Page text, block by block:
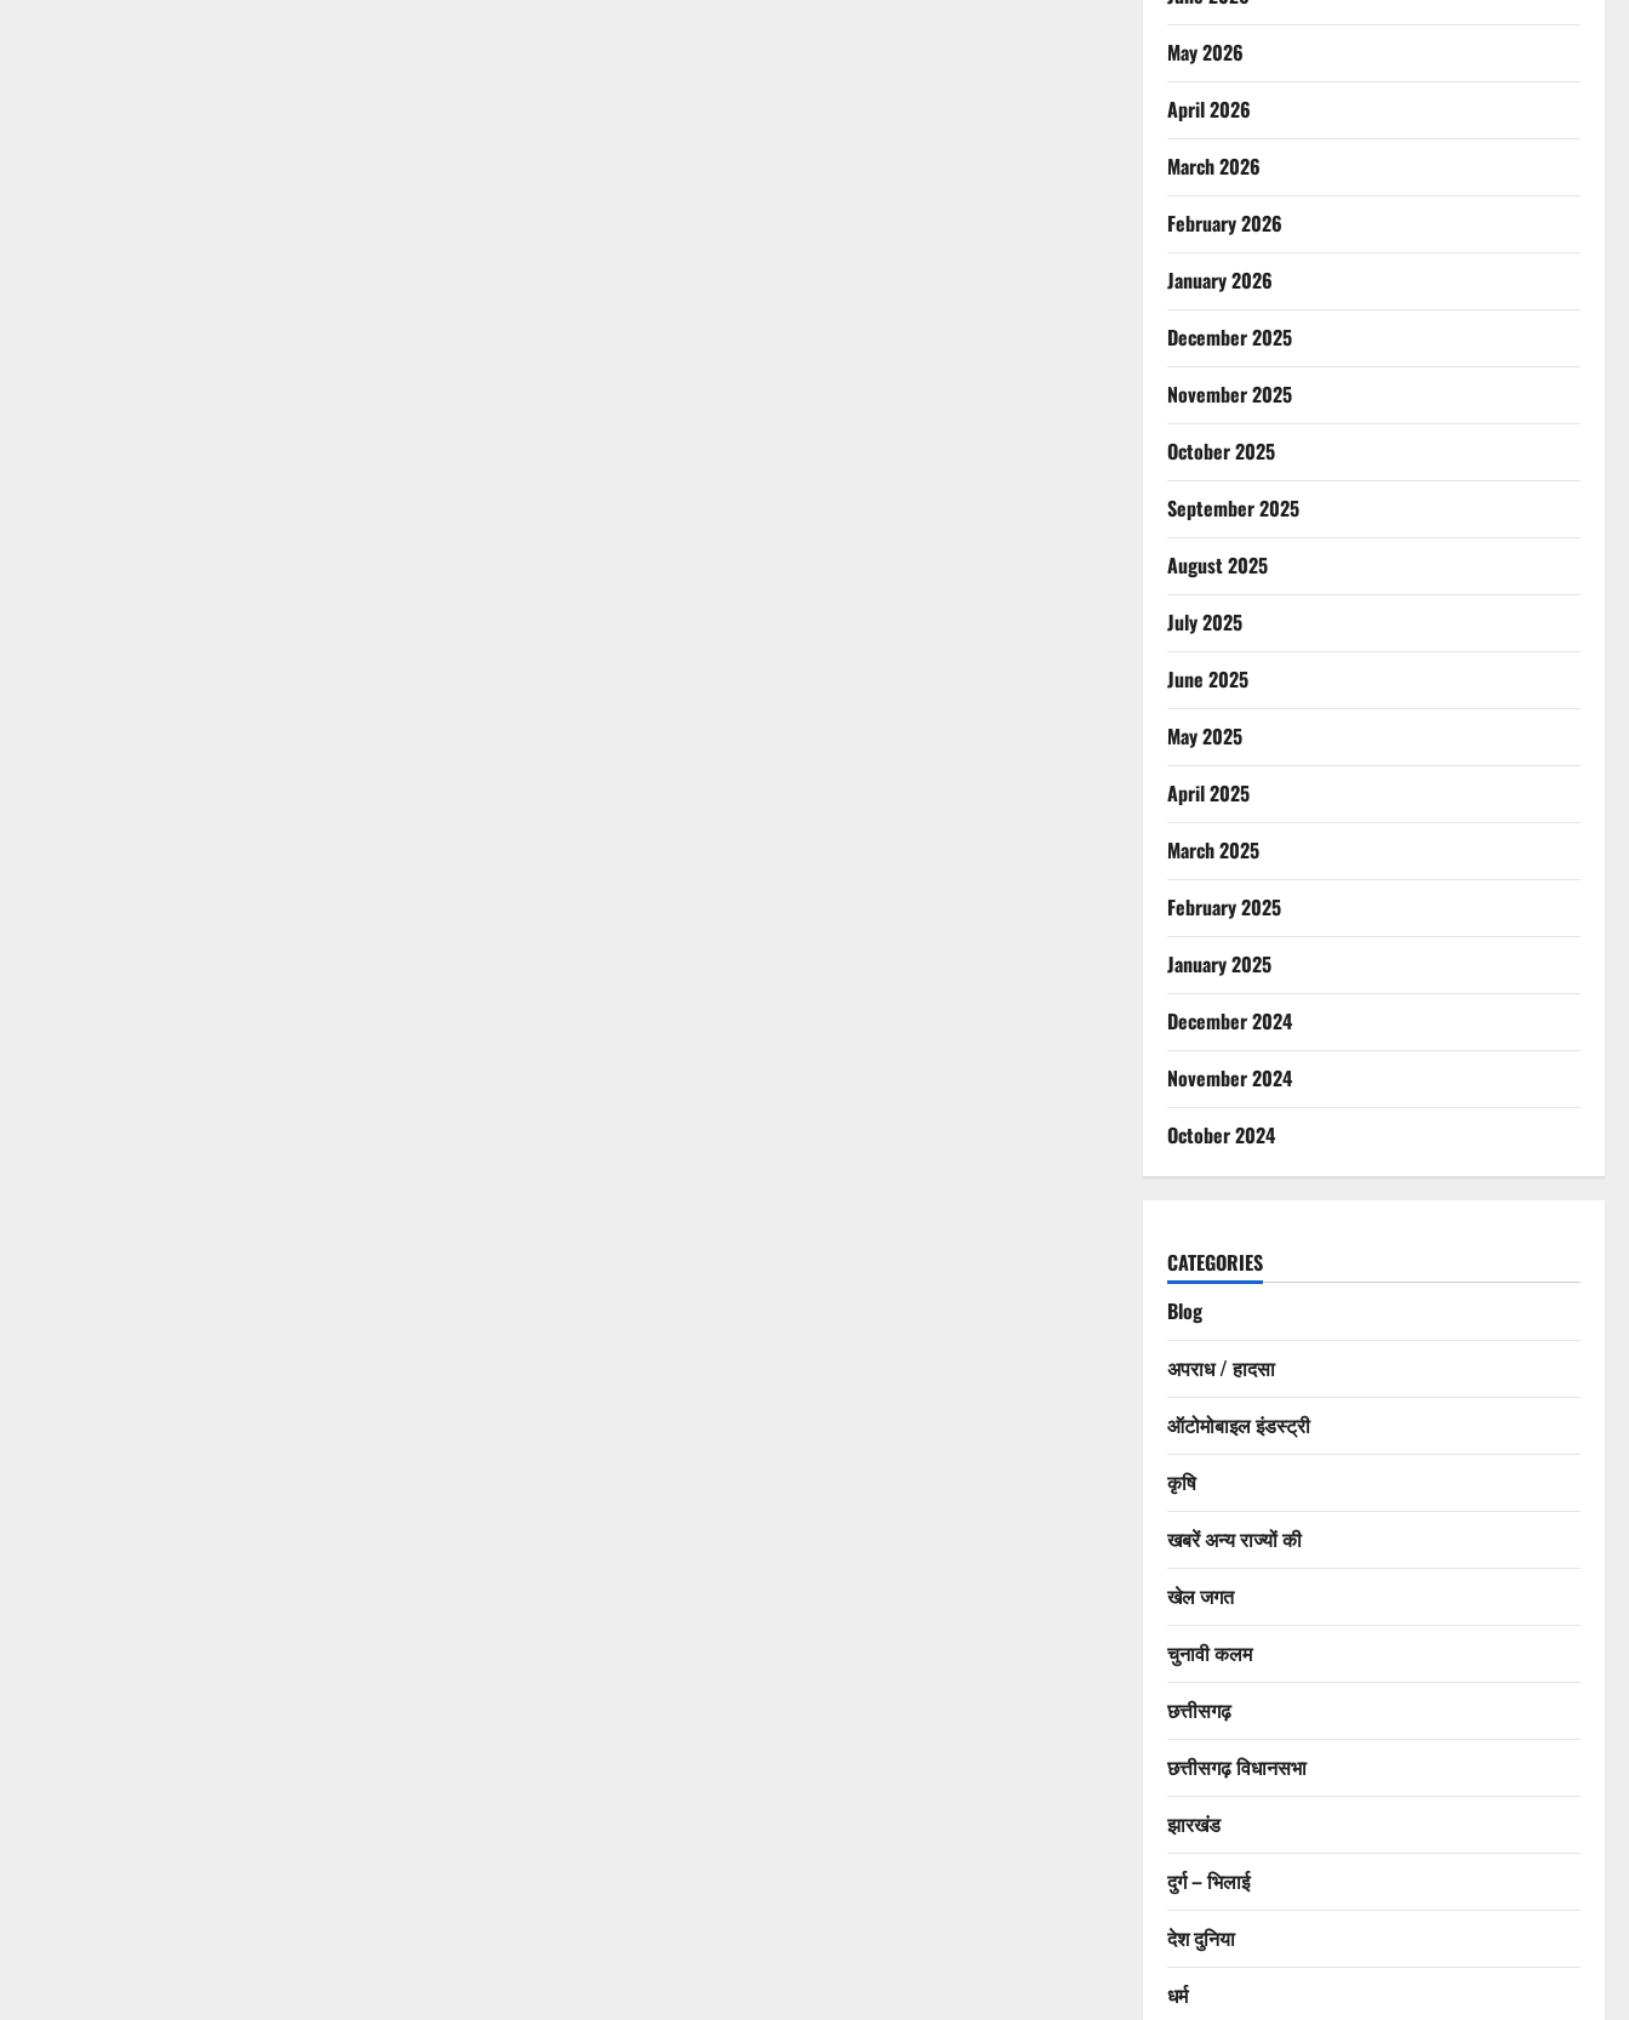
May 2026
April 2026
March 2026
February 2026
January 2026
December 2025
November 2025
October 2025
September 2025
August 2025
July 2025
June 2025
May 2025
April 2025
March 2025
February 2025
January 2025
December 2024
November 2024
October 2024
CATEGORIES
Blog
अपराध / हादसा
ऑटोमोबाइल इंडस्ट्री
कृषि
खबरें अन्य राज्यों की
खेल जगत
चुनावी कलम
छत्तीसगढ़
छत्तीसगढ़ विधानसभा
झारखंड
दुर्ग – भिलाई
देश दुनिया
धर्म